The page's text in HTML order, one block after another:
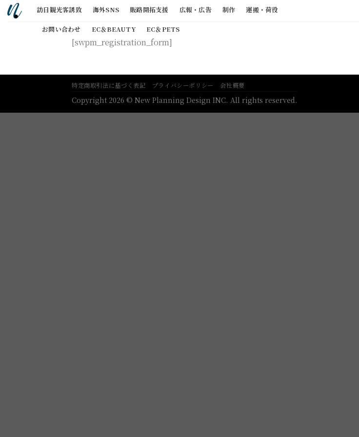
Skip
訪日観光客誘致 海外SNS 販路開拓支援 広報・広告 制作 運搬・荷役
お問い合わせ EC＆BEAUTY EC＆PETS
[swpm_registration_form]
特定商取引法に基づく表記 プライバシーポリシー 会社概要
Copyright 2026 © New Planning Design INC. All rights reserved.